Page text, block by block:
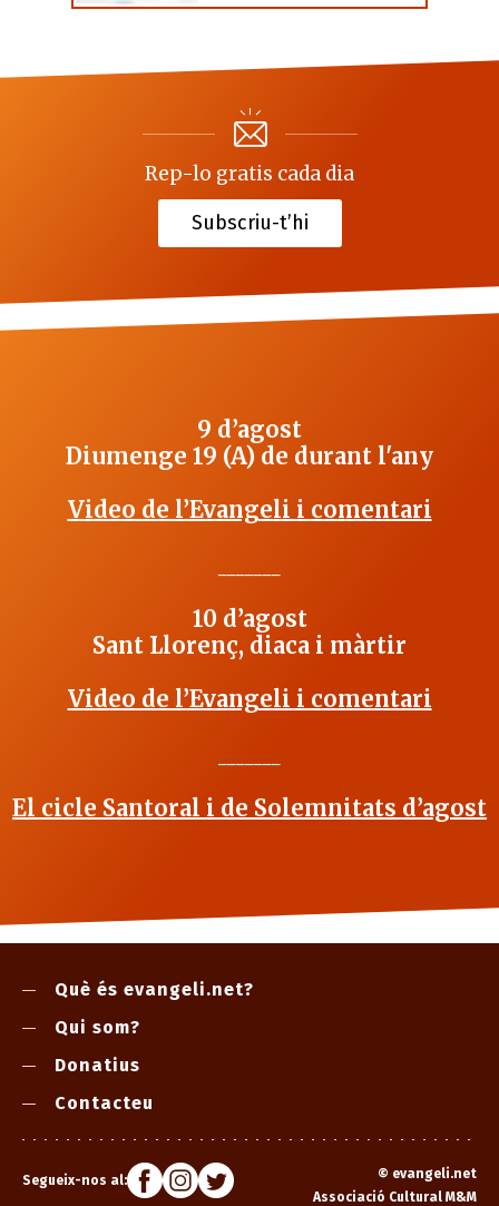
Rep-lo gratis cada dia
Subscriu-t’hi
9 d’agost
Diumenge 19 (A) de durant l'any
Video de l’Evangeli i comentari
10 d’agost
Sant Llorenç, diaca i màrtir
Video de l’Evangeli i comentari
El cicle Santoral i de Solemnitats d’agost
Què és evangeli.net?
Qui som?
Donatius
Contacteu
Segueix-nos al: © evangeli.net
Associació Cultural M&M